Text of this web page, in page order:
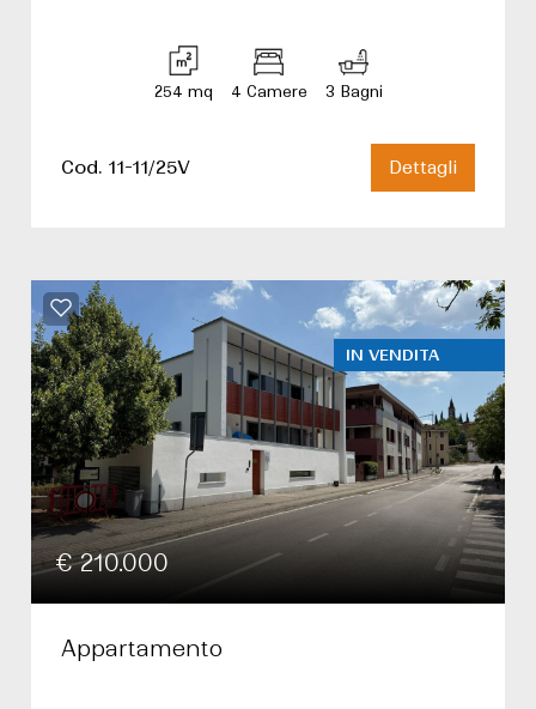
254 mq 4 Camere 3 Bagni
Cod. 11-11/25V Dettagli
IN VENDITA
€ 210.000
Appartamento